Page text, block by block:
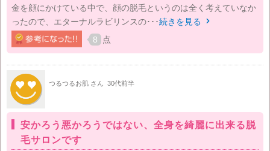
金を顔にかけている中で、顔の脱毛というのは全く考えていなか
ったので、エターナルラビリンスの･･･続きを見る 
8 点
つるつるお肌 さん 30代前半
安かろう悪かろうではない、全身を綺麗に出来る脱
毛サロンです